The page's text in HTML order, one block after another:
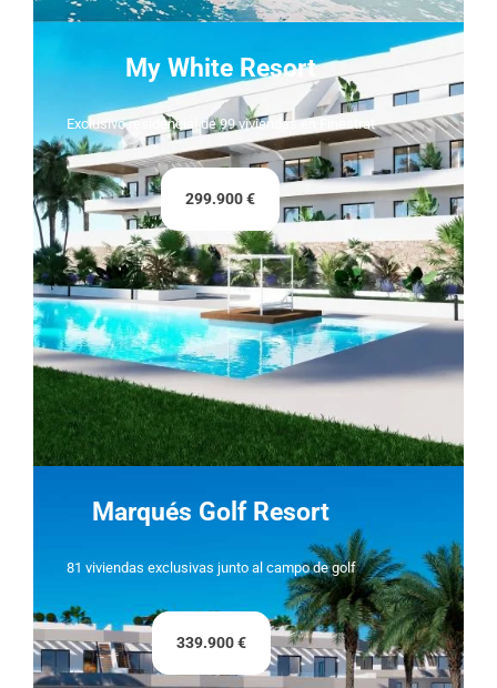
My White Resort
Exclusivo residencial de 99 viviendas en Finestrat
299.900 €
Marqués Golf Resort
81 viviendas exclusivas junto al campo de golf
339.900 €